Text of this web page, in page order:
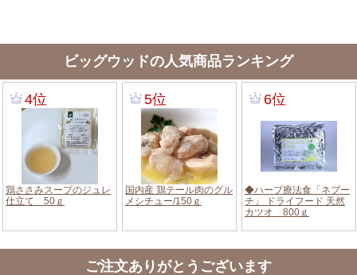
ビッグウッドの人気商品ランキング
ご注文ありがとうございます